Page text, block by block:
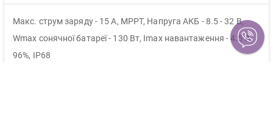
Макс. струм заряду - 15 А, MPPT, Напруга АКБ - 8.5 - 32 В,
Wmax сонячної батареї - 130 Вт, Imax навантаження - 4.5 A,
96%, IP68